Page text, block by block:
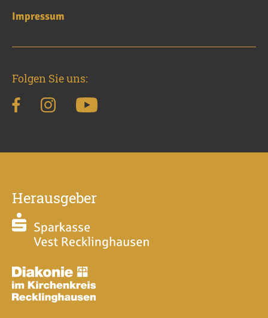
Impressum
Folgen Sie uns:
Herausgeber